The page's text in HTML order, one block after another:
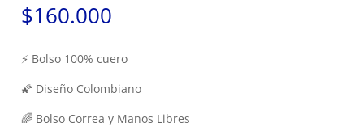
$160.000
⚡ Bolso 100% cuero
🌠 Diseño Colombiano
🌈 Bolso Correa y Manos Libres